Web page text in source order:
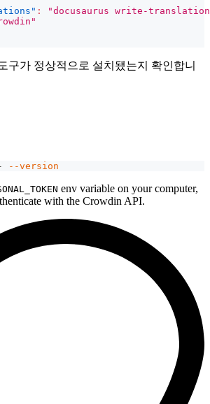
:
"docusaurus write-
구가 정상적으로 설치됐는지 확인합니
--version
env variable on your computer,
with the Crowdin API.